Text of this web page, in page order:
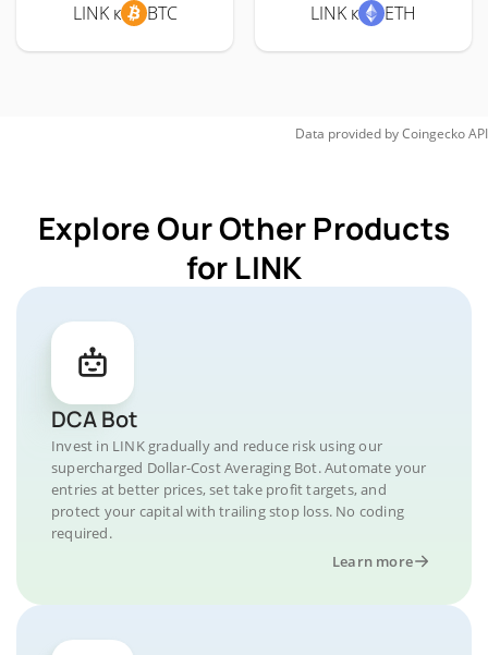
LINK к BTC LINK к ETH
Data provided byCoingeckoAPI
Explore Our Other Products
for LINK
DCA Bot
Invest in LINK gradually and reduce risk using our
supercharged Dollar-Cost Averaging Bot. Automate your
entries at better prices, set take profit targets, and
protect your capital with trailing stop loss. No coding
required.
Learn more